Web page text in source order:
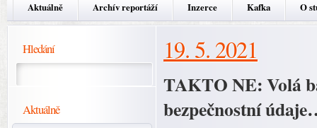
Aktuálně Archív reportáží Inzerce Kafka O
Hledání
Aktuálně
19. 5. 2021
TAKTO NE: Volá
bezpečnostní